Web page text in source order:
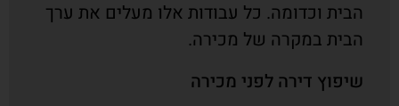
הבית וכדומה. כל עבודות אלו מעלים את ערך
הבית במקרה של מכירה.
שיפוץ דירה לפני מכירה